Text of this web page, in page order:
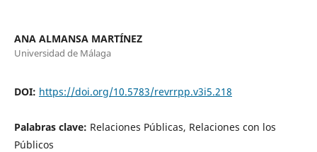
ANA ALMANSA MARTÍNEZ
Universidad de Málaga
DOI: https://doi.org/10.5783/revrrpp.v3i5.218
Palabras clave: Relaciones Públicas, Relaciones con los
Públicos